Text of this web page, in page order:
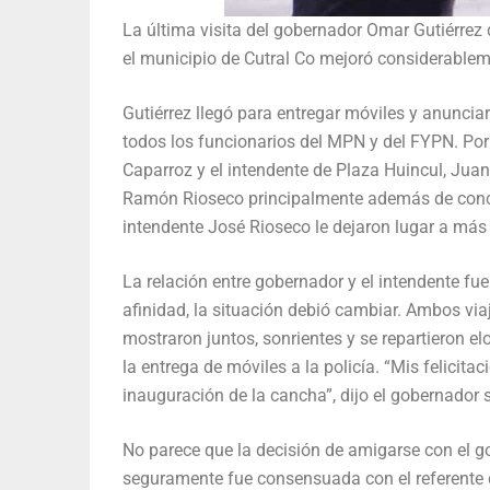
La última visita del gobernador Omar
el municipio de Cutral Co mejoró
Gutiérrez llegó para entregar móviles y
todos los funcionarios del MPN y del FYPN.
Caparroz y el intendente de Plaza Huincul,
Ramón Rioseco principalmente además de
intendente José Rioseco le dejaron lugar a
La relación entre gobernador y el intendente
afinidad, la situación debió cambiar. Ambos
mostraron juntos, sonrientes y se repartieron
la entrega de móviles a la policía. “Mis
inauguración de la cancha”, dijo el
No parece que la decisión de amigarse con el
seguramente fue consensuada con el